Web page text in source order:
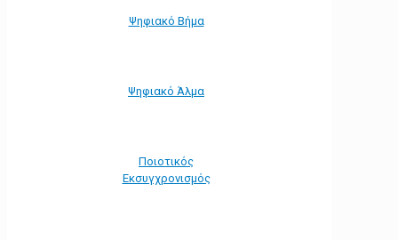
Ψηφιακό Βήμα
Ψηφιακό Άλμα
Ποιοτικός
Εκσυγχρονισμός